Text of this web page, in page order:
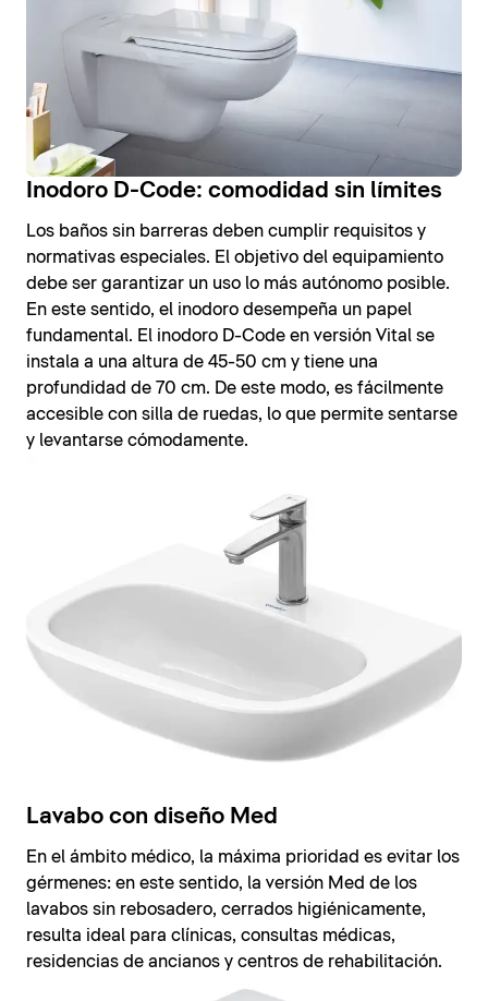
Inodoro D-Code: comodidad sin límites
Los baños sin barreras deben cumplir requisitos y
normativas especiales. El objetivo del equipamiento
debe ser garantizar un uso lo más autónomo posible.
En este sentido, el inodoro desempeña un papel
fundamental. El inodoro D-Code en versión Vital se
instala a una altura de 45-50 cm y tiene una
profundidad de 70 cm. De este modo, es fácilmente
accesible con silla de ruedas, lo que permite sentarse
y levantarse cómodamente.
Lavabo con diseño Med
En el ámbito médico, la máxima prioridad es evitar los
gérmenes: en este sentido, la versión Med de los
lavabos sin rebosadero, cerrados higiénicamente,
resulta ideal para clínicas, consultas médicas,
residencias de ancianos y centros de rehabilitación.